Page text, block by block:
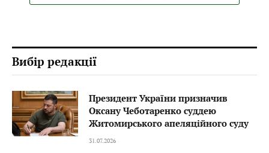
Вибір редакції
Президент України призначив
Оксану Чеботаренко суддею
Житомирського апеляційного суду
31.07.2026